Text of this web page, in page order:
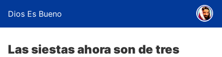
Dios Es Bueno
Las siestas ahora son de tres